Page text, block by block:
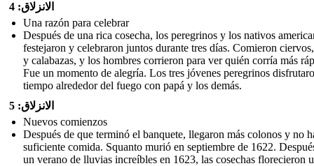
الانزلاق: 4
Una razón para celebrar
Después de una rica cosecha, los peregrinos y los nativos
festejaron y celebraron juntos durante tres días. Comieron
y calabazas, y los hombres corrieron para ver quién corría más
Fue un momento de alegría. Los tres jóvenes peregrinos
tiempo alrededor del fuego con papá y los demás.
الانزلاق: 5
Nuevos comienzos
Después de que terminó el banquete, llegaron más colonos y no
suficiente comida. Squanto murió en septiembre de 1622.
un verano de lluvias increíbles en 1623, las cosechas florecieron